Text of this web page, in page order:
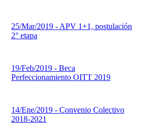
25/Mar/2019 - APV 1+1, postulación
2° etapa
19/Feb/2019 - Beca
Perfeccionamiento OITT 2019
14/Ene/2019 - Convenio Colectivo
2018-2021